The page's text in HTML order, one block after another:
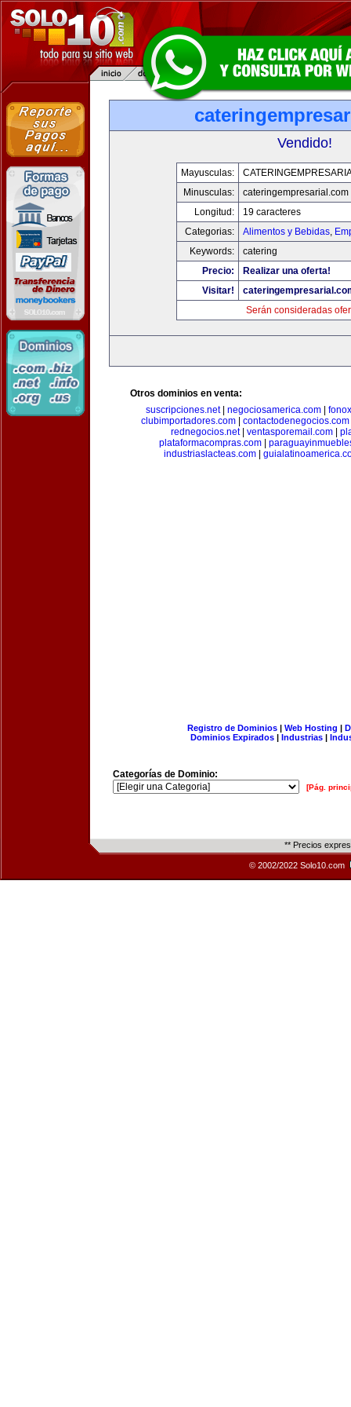
Vendido!
Mayusculas:
Minusculas:
cateringempresarial.com
Longitud:
19 caracteres
Categorias:
Alimentos y Bebidas,
Keywords:
catering
Precio:
Realizar una oferta!
Visitar!
Serán consideradas
Otros dominios en venta:
suscripciones.net| negociosamerica.com|
clubimportadores.com
contactodenegocios.com
rednegocios.net| ventasporemail.com
plataformacompras.com
industriaslacteas.com
Registro de Dominios| Web Hosting |
Dominios Expirados | Industrias |
Categorías de Dominio:
[Pág.
** Precios
© 2002/2022 Solo10.com